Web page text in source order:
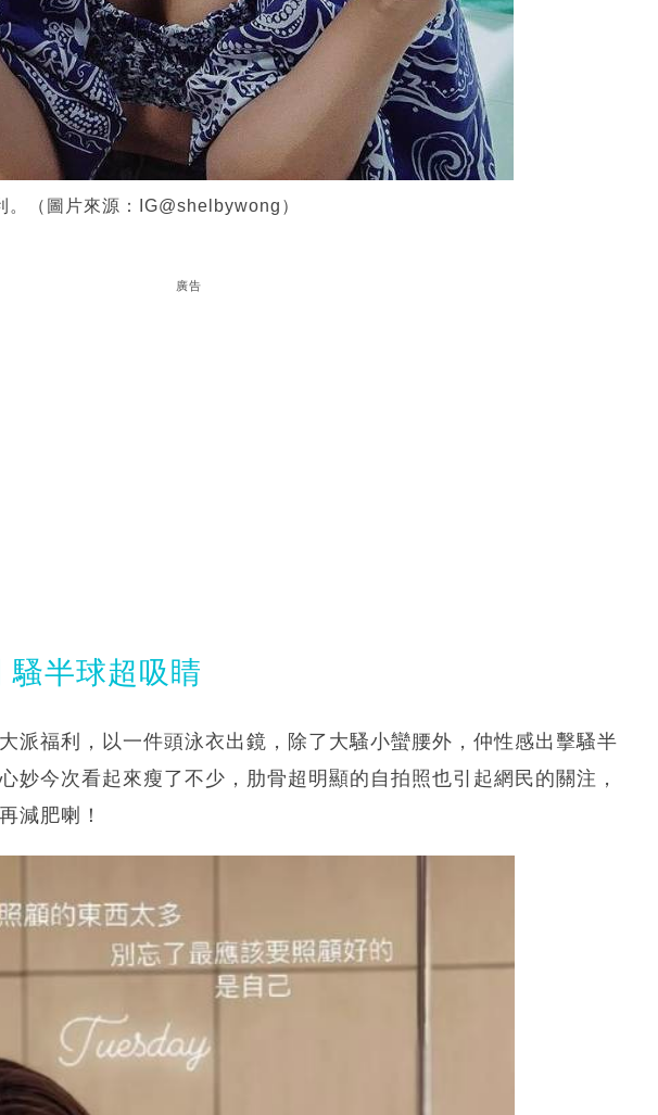
（圖片來源：IG@shelbywong）
廣告
騷半球超吸睛
派福利，以一件頭泳衣出鏡，除了大騷小蠻腰外，仲性感出擊騷半
妙今次看起來瘦了不少，肋骨超明顯的自拍照也引起網民的關注，
減肥喇！